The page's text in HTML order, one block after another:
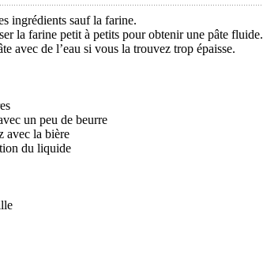
ingrédients sauf la farine.
la farine petit à petits pour obtenir une pâte fluide.
avec de l’eau si vous la trouvez trop épaisse.
un peu de beurre
avec la bière
du liquide